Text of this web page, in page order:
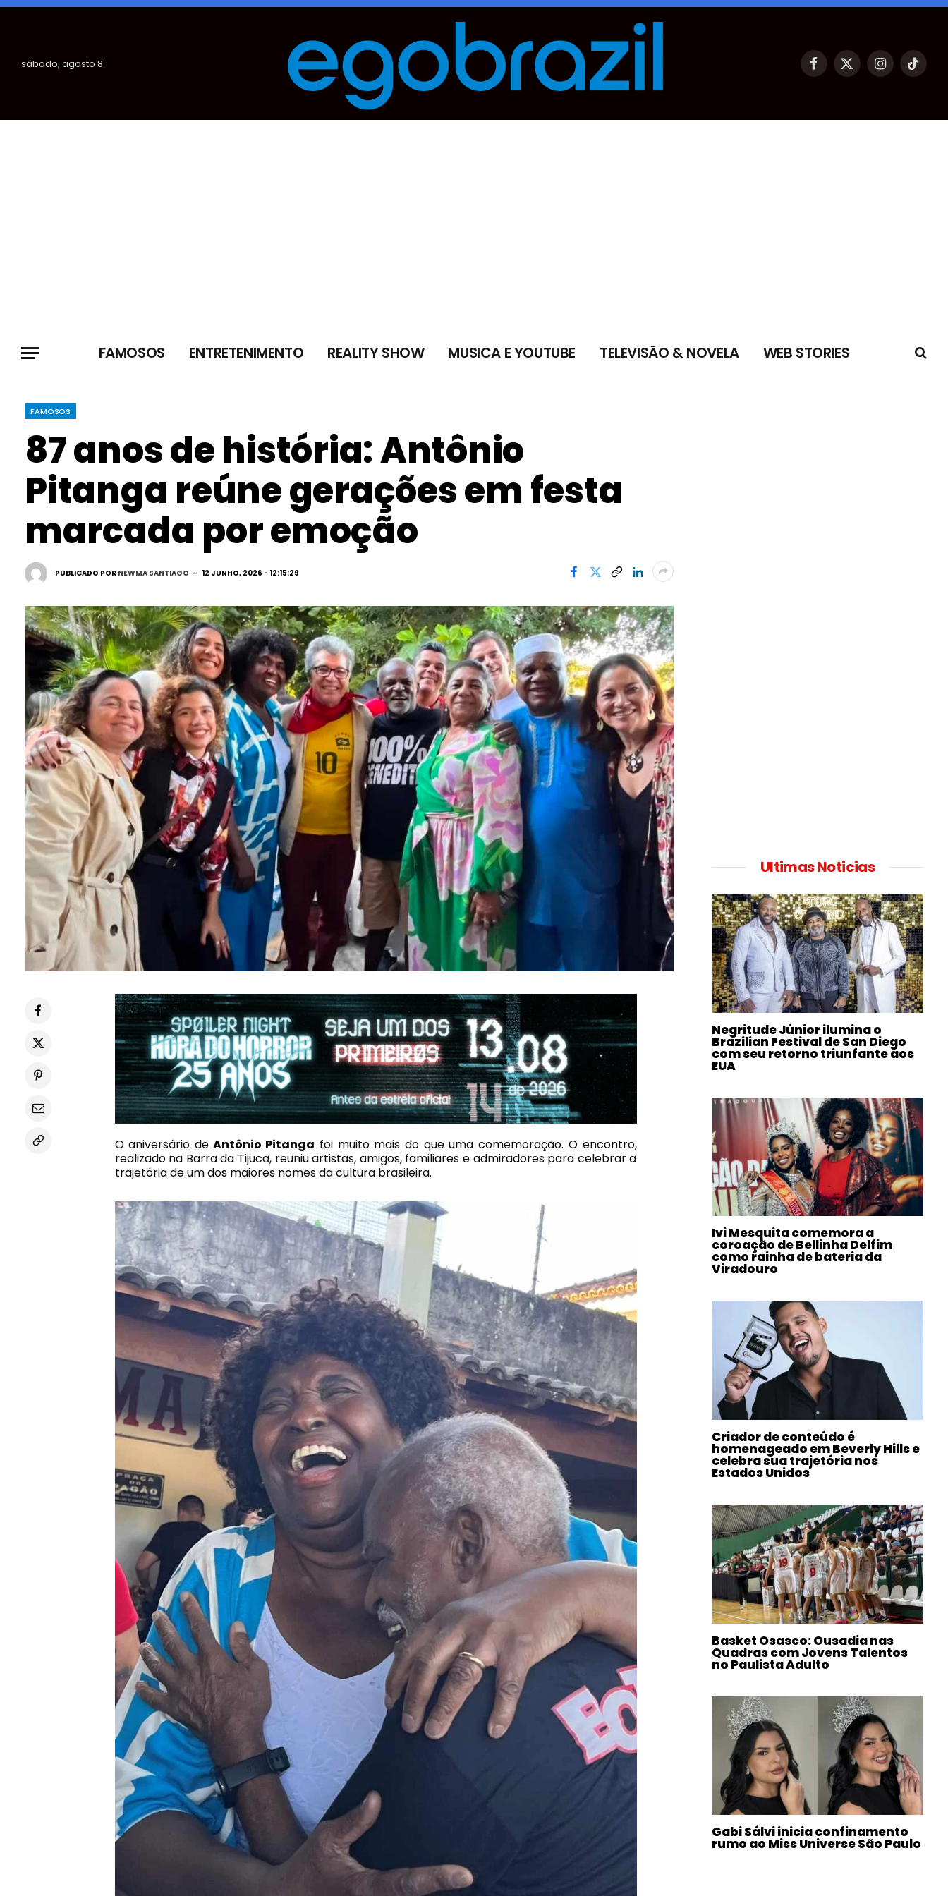
sábado, agosto 8 Facebook
X
Instagram
TikTok
FAMOSOS ENTRETENIMENTO REALITY SHOW MUSICA E YOUTUBE TELEVISÃO & NOVELA WEB STORIES
FAMOSOS
87 anos de história: Antônio
Pitanga reúne gerações em festa
marcada por emoção
PUBLICADO POR NEWMA SANTIAGO 12 JUNHO, 2026 - 12:15:29
O aniversário deAntônio Pitanga foi muito mais do que uma comemoração. O encontro,
realizado na Barra da Tijuca, reuniu artistas, amigos, familiares e admiradores para celebrar a
trajetória de um dos maiores nomes da cultura brasileira.
Ultimas Noticias
Negritude Júnior ilumina o
Brazilian Festival de San Diego
com seu retorno triunfante aos
EUA
Ivi Mesquita comemora a
coroação de Bellinha Delfim
como rainha de bateria da
Viradouro
Criador de conteúdo é
homenageado em Beverly Hills e
celebra sua trajetória nos
Estados Unidos
Basket Osasco: Ousadia nas
Quadras com Jovens Talentos
no Paulista Adulto
Gabi Sálvi inicia confinamento
rumo ao Miss Universe São Paulo